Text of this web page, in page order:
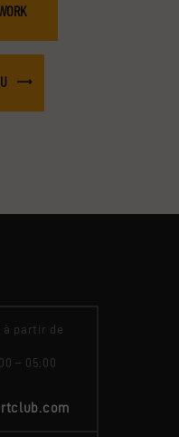
à partir de
– 05:00